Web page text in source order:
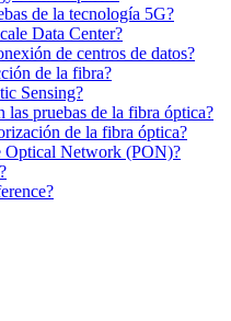
de la tecnología 5G?
Data Center?
de centros de datos?
de la fibra?
Sensing?
las pruebas de la fibra óptica?
de la fibra óptica?
Optical Network (PON)?